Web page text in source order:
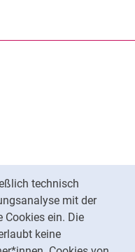
technisch
mit der
ein. Die
keine